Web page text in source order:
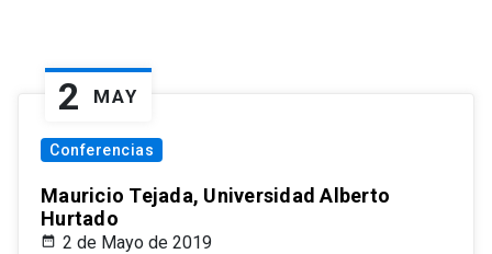
2 MAY
Conferencias
Mauricio Tejada, Universidad Alberto
Hurtado
2 de Mayo de 2019